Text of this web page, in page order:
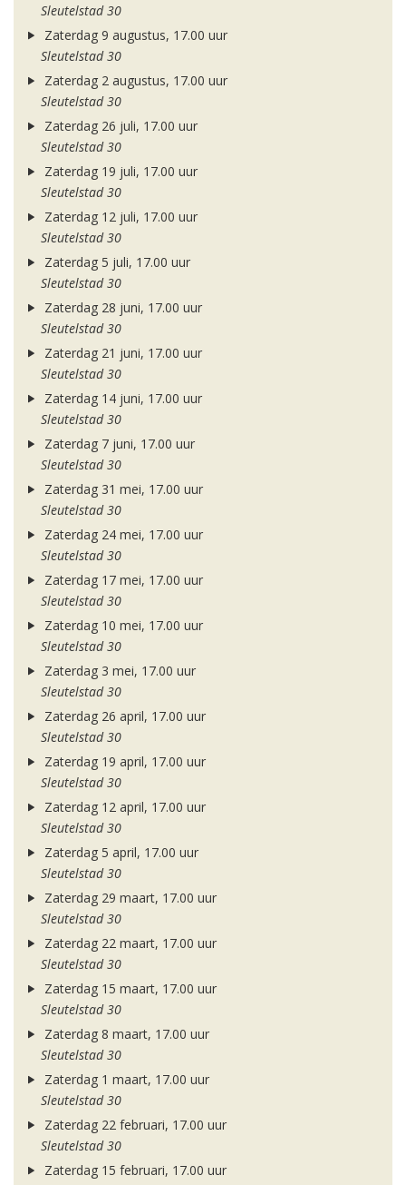
Sleutelstad 30
Zaterdag 9 augustus, 17.00 uur
Sleutelstad 30
Zaterdag 2 augustus, 17.00 uur
Sleutelstad 30
Zaterdag 26 juli, 17.00 uur
Sleutelstad 30
Zaterdag 19 juli, 17.00 uur
Sleutelstad 30
Zaterdag 12 juli, 17.00 uur
Sleutelstad 30
Zaterdag 5 juli, 17.00 uur
Sleutelstad 30
Zaterdag 28 juni, 17.00 uur
Sleutelstad 30
Zaterdag 21 juni, 17.00 uur
Sleutelstad 30
Zaterdag 14 juni, 17.00 uur
Sleutelstad 30
Zaterdag 7 juni, 17.00 uur
Sleutelstad 30
Zaterdag 31 mei, 17.00 uur
Sleutelstad 30
Zaterdag 24 mei, 17.00 uur
Sleutelstad 30
Zaterdag 17 mei, 17.00 uur
Sleutelstad 30
Zaterdag 10 mei, 17.00 uur
Sleutelstad 30
Zaterdag 3 mei, 17.00 uur
Sleutelstad 30
Zaterdag 26 april, 17.00 uur
Sleutelstad 30
Zaterdag 19 april, 17.00 uur
Sleutelstad 30
Zaterdag 12 april, 17.00 uur
Sleutelstad 30
Zaterdag 5 april, 17.00 uur
Sleutelstad 30
Zaterdag 29 maart, 17.00 uur
Sleutelstad 30
Zaterdag 22 maart, 17.00 uur
Sleutelstad 30
Zaterdag 15 maart, 17.00 uur
Sleutelstad 30
Zaterdag 8 maart, 17.00 uur
Sleutelstad 30
Zaterdag 1 maart, 17.00 uur
Sleutelstad 30
Zaterdag 22 februari, 17.00 uur
Sleutelstad 30
Zaterdag 15 februari, 17.00 uur